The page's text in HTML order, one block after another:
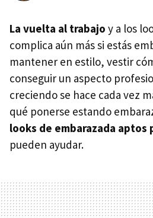
La vuelta al trabajo y a los
complica aún más si estás
mantener en estilo, vestir
conseguir un aspecto
creciendo se hace cada vez
qué ponerse estando
looks de embarazada aptos
pueden ayudar.